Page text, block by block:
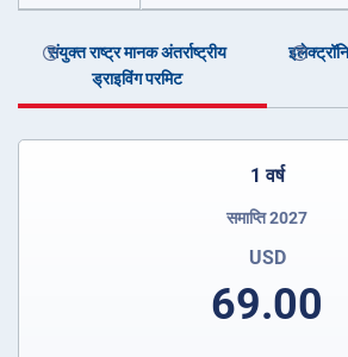
संयुक्त राष्ट्र मानक अंतर्राष्ट्रीय
ड्राइविंग परमिट
1 वर्ष
समाप्ति 2027
USD
69.00